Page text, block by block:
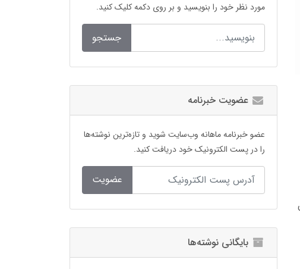
مورد نظر خود را بنویسید و بر روی دکمه کلیک کنید.
جستجو
عضویت خبرنامه
عضو خبرنامه ماهانه وب‌سایت شوید و تازه‌ترین نوشته‌ها
را در پست الکترونیک خود دریافت کنید.
عضویت
بایگانی نوشته‌ها